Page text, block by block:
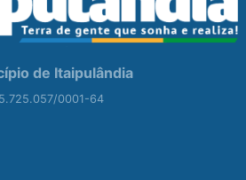
de Itaipulândia
0001-64